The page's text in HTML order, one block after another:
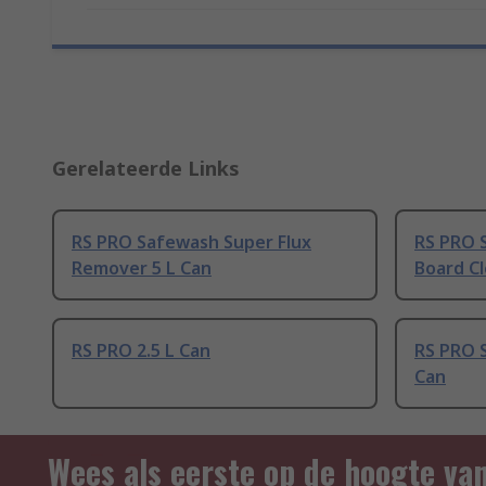
Gerelateerde Links
RS PRO Safewash Super Flux
Remover 5 L Can
RS
Board
RS PRO 2.5 L Can
RS
Can
Wees als eerste op de hoogte